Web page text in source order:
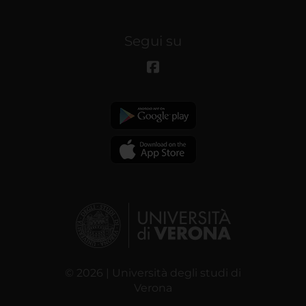
Segui su
© 2026 | Università degli studi di
Verona